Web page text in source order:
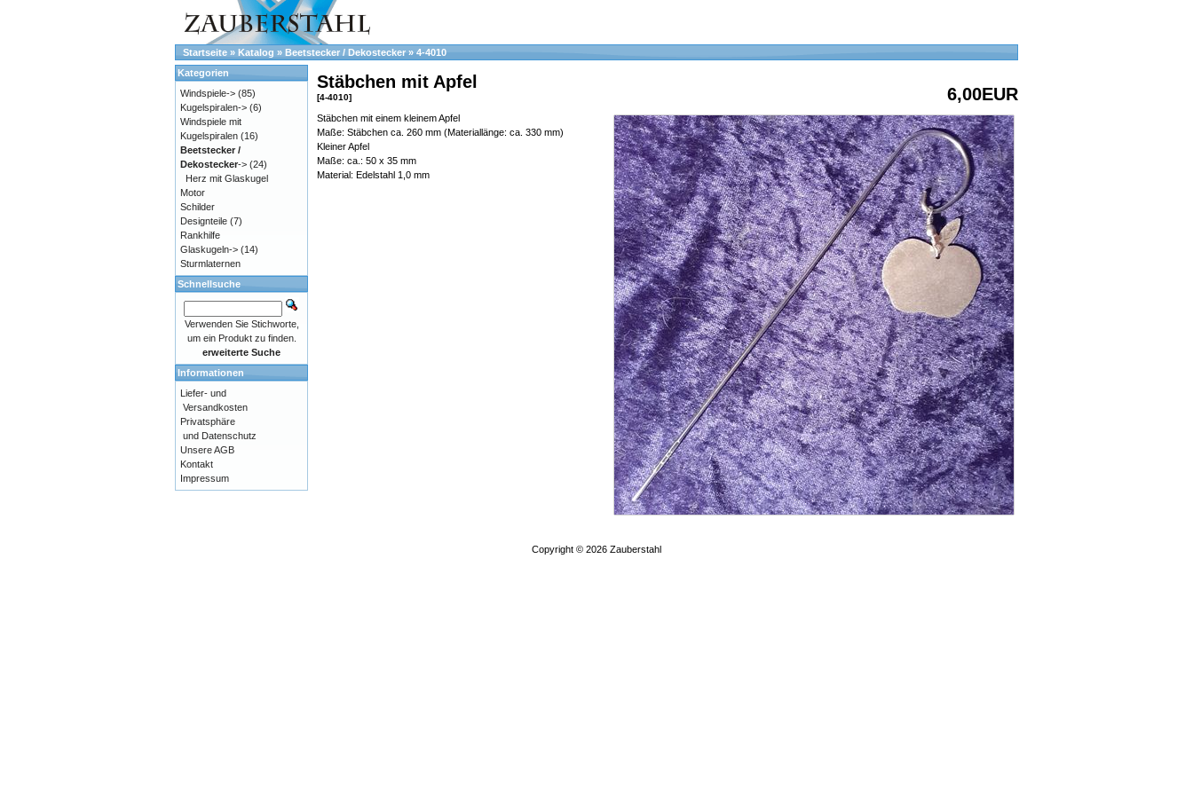
Startseite » Katalog » Beetstecker / Dekostecker» 4-4010
6,00EUR
Stäbchen mit Apfel
[4-4010]
Stäbchen mit einem kleinem Apfel
Maße: Stäbchen ca. 260 mm (Materiallänge: ca. 330 mm)
Kleiner Apfel
Maße: ca.: 50 x 35 mm
Material: Edelstahl 1,0 mm
Kategorien
Windspiele-> (85)
Kugelspiralen-> (6)
Windspiele mit
Kugelspiralen (16)
Beetstecker /
Dekostecker-> (24)
Herz mit Glaskugel
Motor
Schilder
Designteile (7)
Rankhilfe
Glaskugeln-> (14)
Sturmlaternen
Schnellsuche
Verwenden Sie Stichworte,
um ein Produkt zu finden.
erweiterte Suche
Informationen
Liefer- und
Versandkosten
Privatsphäre
und Datenschutz
Unsere AGB
Kontakt
Impressum
Copyright © 2026 Zauberstahl